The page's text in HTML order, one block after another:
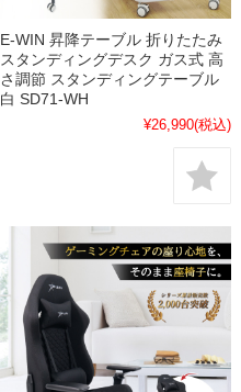
E-WIN 昇降テーブル 折りたたみ
スタンディングデスク ガス式 高
さ調節 スタンディングテーブル
白 SD71-WH
¥26,990(税込)